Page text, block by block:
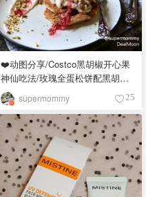
❤️动图分享/Costco黑胡椒开心果
神仙吃法/玫瑰全蛋松饼配黑胡椒
开心果碎太惊艳😍
supermommy 25